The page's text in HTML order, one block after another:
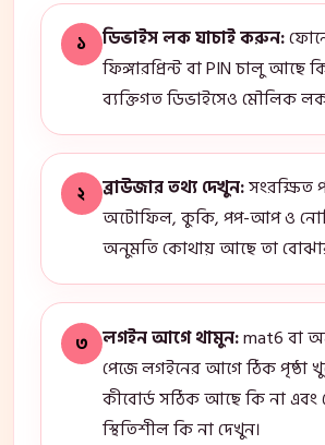
১ ডিভাইস লক যাচাই করুন:
ফিঙ্গারপ্রিন্ট বা PIN চালু আছে
ব্যক্তিগত ডিভাইসেও মৌলিক
২ ব্রাউজার তথ্য দেখুন:সংরক্ষিত
অটোফিল, কুকি, পপ-আপ ও
অনুমতি কোথায় আছে তা
৩ লগইন আগে থামুন:mat6 বা
পেজে লগইনের আগে ঠিক পৃষ্ঠা
কীবোর্ড সঠিক আছে কি না এবং
স্থিতিশীল কি না দেখুন।